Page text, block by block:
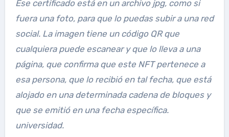
Ese certificado está en un archivo jpg, como si
fuera una foto, para que lo puedas subir a una red
social. La imagen tiene un código QR que
cualquiera puede escanear y que lo lleva a una
página, que confirma que este NFT pertenece a
esa persona, que lo recibió en tal fecha, que está
alojado en una determinada cadena de bloques y
que se emitió en una fecha específica.
universidad.